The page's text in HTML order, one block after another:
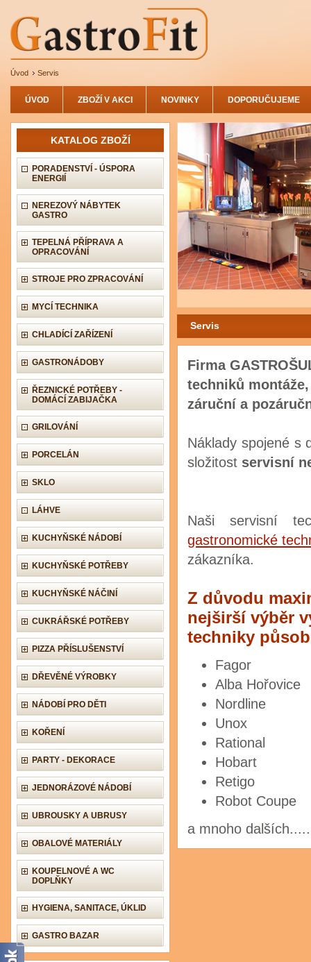
Úvod Servis
ÚVOD ZBOŽÍ V AKCI NOVINKY DOPORUČUJEME
KATALOG ZBOŽÍ
PORADENSTVÍ - ÚSPORA
ENERGIÍ
NEREZOVÝ NÁBYTEK
GASTRO
TEPELNÁ PŘÍPRAVA A
OPRACOVÁNÍ
STROJE PRO ZPRACOVÁNÍ
MYCÍ TECHNIKA
CHLADÍCÍ ZAŘÍZENÍ
GASTRONÁDOBY
ŘEZNICKÉ POTŘEBY -
DOMÁCÍ ZABIJAČKA
GRILOVÁNÍ
PORCELÁN
SKLO
LÁHVE
KUCHYŇSKÉ NÁDOBÍ
KUCHYŇSKÉ POTŘEBY
KUCHYŇSKÉ NÁČINÍ
CUKRÁŘSKÉ POTŘEBY
PIZZA PŘÍSLUŠENSTVÍ
DŘEVĚNÉ VÝROBKY
NÁDOBÍ PRO DĚTI
KOŘENÍ
PARTY - DEKORACE
JEDNORÁZOVÉ NÁDOBÍ
UBROUSKY A UBRUSY
OBALOVÉ MATERIÁLY
KOUPELNOVÉ A WC
DOPLŇKY
HYGIENA, SANITACE, ÚKLID
GASTRO BAZAR
Servis
Firma
techniků montáže,
záruční a
Náklady spojené s
složitost servisní
Naši servisní
gastronomické
zákazníka.
Z důvodu
nejširší výběr
techniky
Fagor
Alba Hořovice
Nordline
Unox
Rational
Hobart
Retigo
Robot Coupe
a mnoho dalších.....